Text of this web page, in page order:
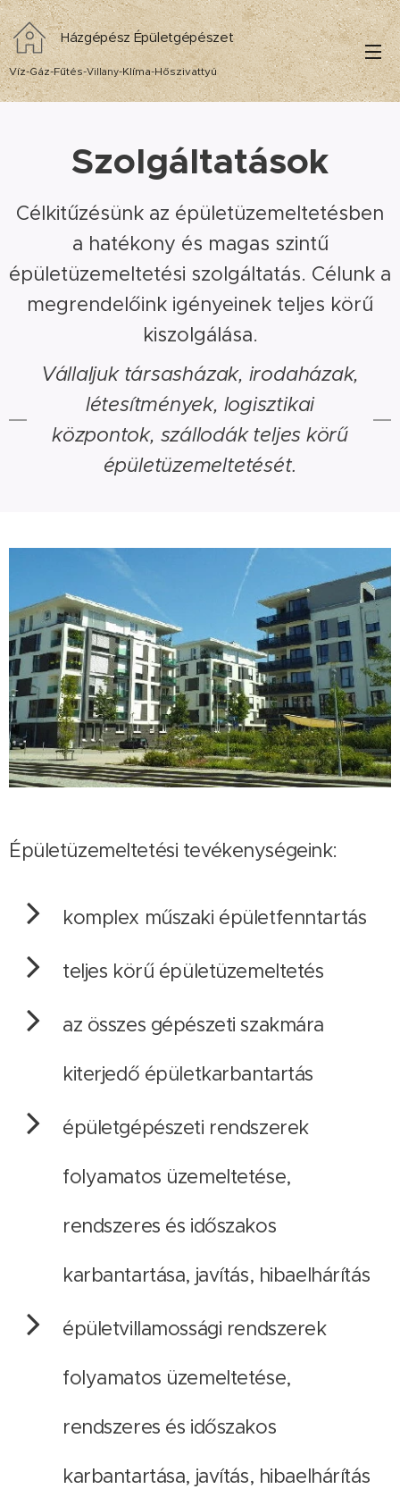
Házgépész Épületgépészet
Víz-Gáz-Fűtés-Villany-Klíma-Hőszivattyú
Szolgáltatások
Célkitűzésünk az épületüzemeltetésben
a hatékony és magas szintű
épületüzemeltetési szolgáltatás. Célunk a
megrendelőink igényeinek teljes körű
kiszolgálása.
Vállaljuk társasházak, irodaházak,
létesítmények, logisztikai
központok, szállodák teljes körű
épületüzemeltetését.
Épületüzemeltetési tevékenységeink:
komplex műszaki épületfenntartás
teljes körű épületüzemeltetés
az összes gépészeti szakmára
kiterjedő épületkarbantartás
épületgépészeti rendszerek
folyamatos üzemeltetése,
rendszeres és időszakos
karbantartása, javítás, hibaelhárítás
épületvillamossági rendszerek
folyamatos üzemeltetése,
rendszeres és időszakos
karbantartása, javítás, hibaelhárítás